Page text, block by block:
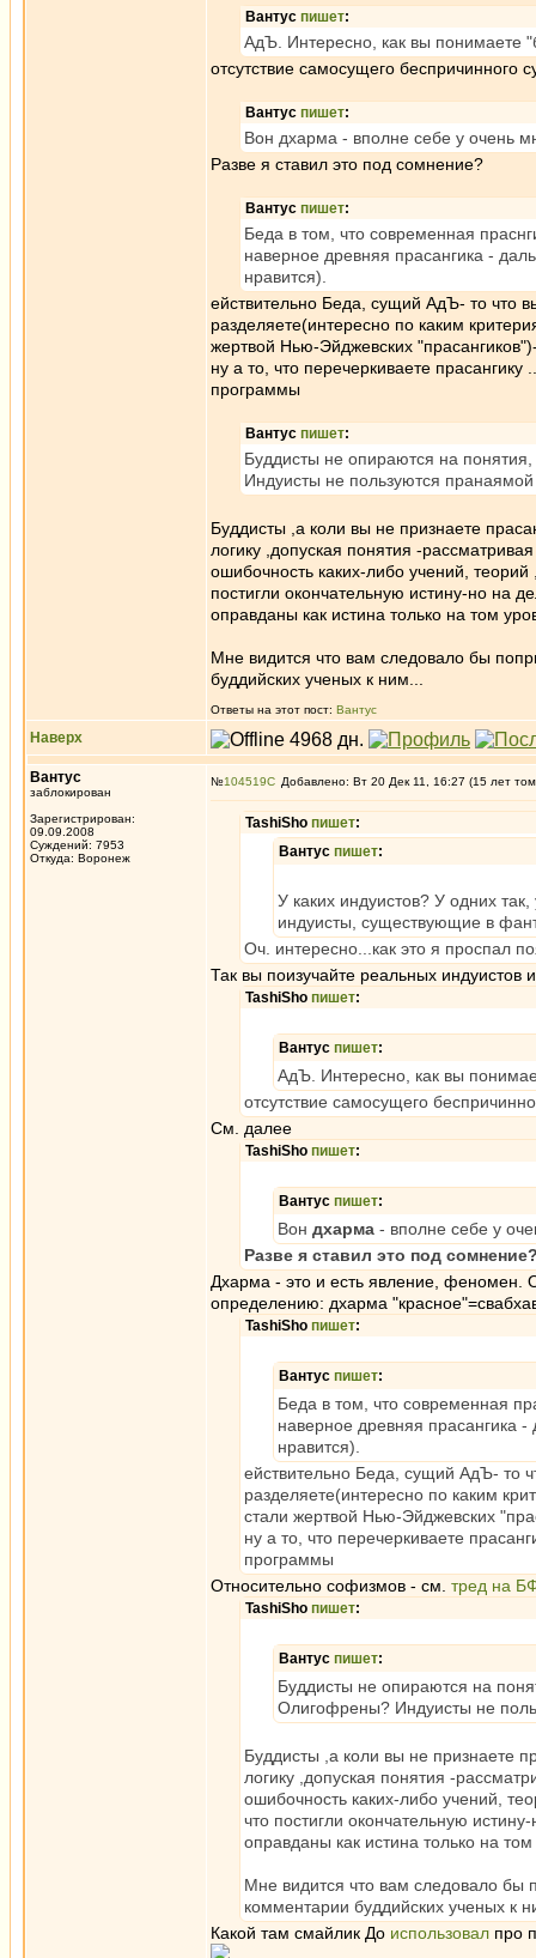
Вантус пишет:
АдЪ. Интересно, как вы понимаете
отсутствие самосущего беспричинного
Вантус пишет:
Вон дхарма - вполне себе у очень
Разве я ставил это под сомнение?
Вантус пишет:
Беда в том, что современная
наверное древняя прасангика -
нравится).
ействительно Беда, сущий АдЪ- то что
разделяете(интересно по каким
жертвой Нью-Эйджевских
ну а то, что перечеркиваете
программы
Вантус пишет:
Буддисты не опираются на
Индуисты не пользуются
Буддисты ,а коли вы не признаете
логику ,допуская понятия -
ошибочность каких-либо учений,
постигли окончательную истину-но на
оправданы как истина только на том
Мне видится что вам следовало бы
буддийских ученых к ним...
Ответы на этот пост: Вантус
Наверх
Вантус
заблокирован
Зарегистрирован:
09.09.2008
Суждений: 7953
Откуда: Воронеж
№104519 Добавлено: Вт 20 Дек 11, 16:27 (15 лет
TashiSho пишет:
Вантус пишет:
У каких индуистов? У одних
индуисты, существующие в
Оч. интересно...как это я проспал
Так вы поизучайте реальных индуистов
TashiSho пишет:
Вантус пишет:
АдЪ. Интересно, как вы
отсутствие самосущего
См. далее
TashiSho пишет:
Вантус пишет:
Вон дхарма - вполне себе у
Разве я ставил это под
Дхарма - это и есть явление, феномен.
определению: дхарма
TashiSho пишет:
Вантус пишет:
Беда в том, что современная
наверное древняя прасангика
нравится).
ействительно Беда, сущий АдЪ- то
разделяете(интересно по каким
стали жертвой Нью-Эйджевских
ну а то, что перечеркиваете
программы
Относительно софизмов - см. тред на
TashiSho пишет:
Вантус пишет:
Буддисты не опираются на
Олигофрены? Индуисты не
Буддисты ,а коли вы не признаете
логику ,допуская понятия -
ошибочность каких-либо учений,
что постигли окончательную
оправданы как истина только на
Мне видится что вам следовало бы
комментарии буддийских ученых к
Какой там смайлик До использовал про